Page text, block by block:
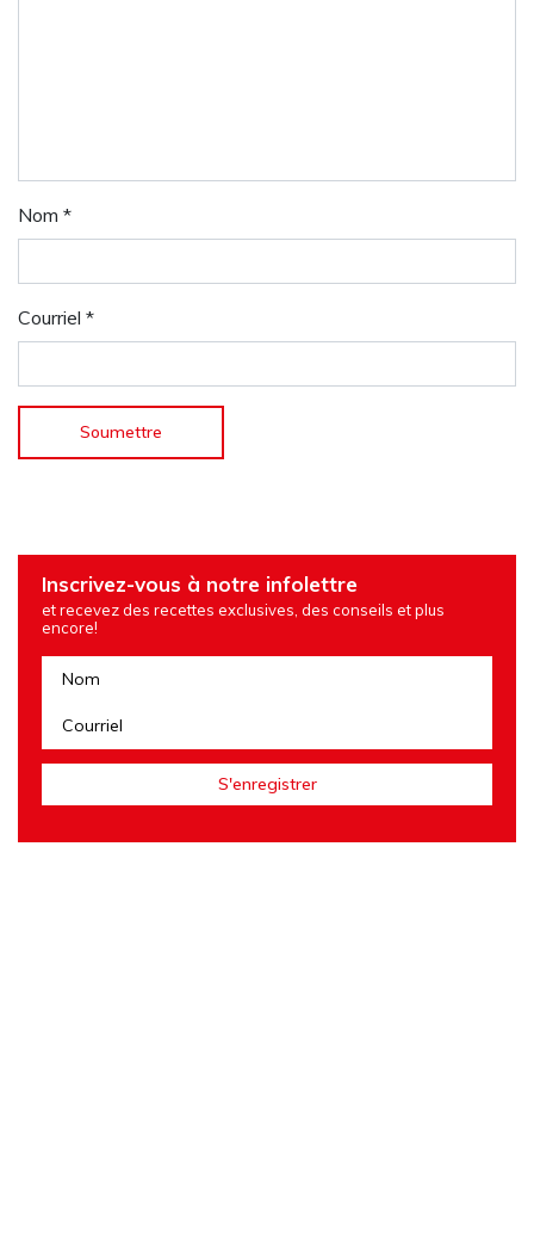
Nom *
Courriel *
Inscrivez-vous à notre infolettre
et recevez des recettes exclusives, des conseils et plus
encore!